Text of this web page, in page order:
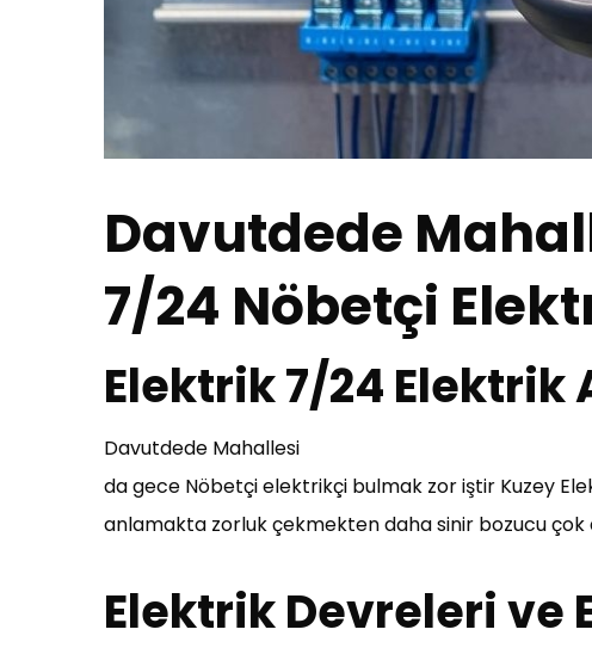
Davutdede
7/24 Nöbetçi
Elektrik 7/24 Elektrik
Davutdede Mahallesi
da gece Nöbetçi elektrikçi bulmak zor iştir Kuzey
anlamakta zorluk çekmekten daha sinir bozucu çok
Elektrik Devreleri ve